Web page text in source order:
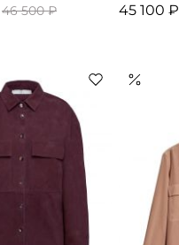
46 500 ₽ 45 100 ₽